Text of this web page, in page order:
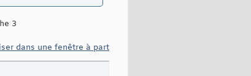
3
dans une fenêtre à part